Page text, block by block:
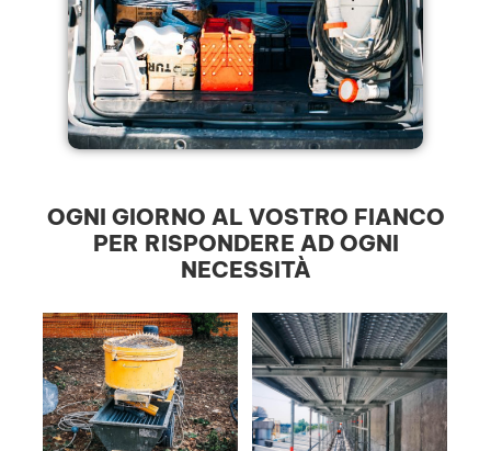
OGNI GIORNO AL VOSTRO FIANCO
PER RISPONDERE AD OGNI
NECESSITÀ